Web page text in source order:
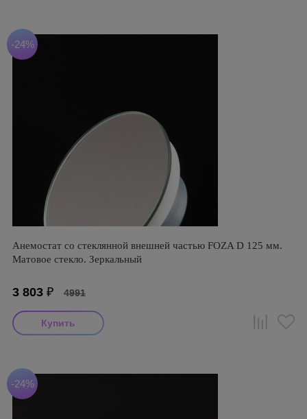
-24%
Анемостат со стеклянной внешней частью FOZA D 125 мм.
Матовое стекло. Зеркальный
3 803 ₽ 4991
-24%